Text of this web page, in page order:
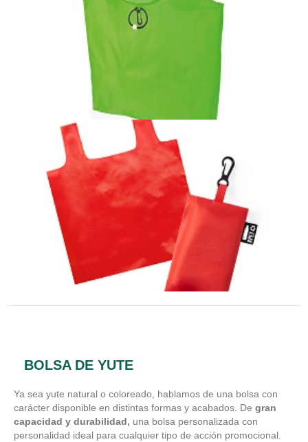
BOLSA DE YUTE
Ya sea yute natural o coloreado, hablamos de una bolsa con
carácter disponible en distintas formas y acabados. De gran
capacidad y durabilidad, una bolsa personalizada con
personalidad ideal para cualquier tipo de acción promocional.